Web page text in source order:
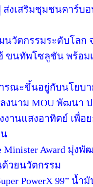
งเสริมชุมชนคาร์บ
นวัตกรรมระดับโลก
ขนทัพโซลูชัน พร้อ
รณะขึ้นอยู่กับนโยบา
งนาม MOU พัฒนา
านแสงอาทิตย์ เพื่อ
Minister Award มุ่ง
วยนวัตกรรม
PowerX 99” น้